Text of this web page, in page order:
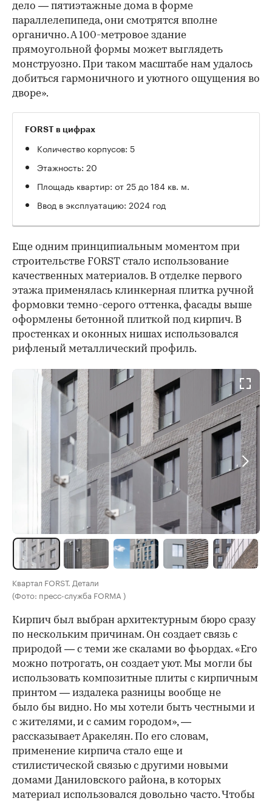
дело — пятиэтажные дома в форме
параллелепипеда, они смотрятся вполне
органично. А 100-метровое здание
прямоугольной формы может выглядеть
монструозно. При таком масштабе нам удалось
добиться гармоничного и уютного ощущения во
дворе».
FORST в цифрах
Количество корпусов: 5
Этажность: 20
Площадь квартир: от 25 до 184 кв. м.
Ввод в эксплуатацию: 2024 год
Еще одним принципиальным моментом при
строительстве FORST стало использование
качественных материалов. В отделке первого
этажа применялась клинкерная плитка ручной
формовки темно-серого оттенка, фасады выше
оформлены бетонной плиткой под кирпич. В
простенках и оконных нишах использовался
рифленый металлический профиль.
Квартал FORST. Детали
(Фото: пресс-служба FORMA )
Кирпич был выбран архитектурным бюро сразу
по нескольким причинам. Он создает связь с
природой — с теми же скалами во фьордах. «Его
можно потрогать, он создает уют. Мы могли бы
использовать композитные плиты с кирпичным
принтом — издалека разницы вообще не
было бы видно. Но мы хотели быть честными и
с жителями, и с самим городом», —
рассказывает Аракелян. По его словам,
применение кирпича стало еще и
стилистической связью с другими новыми
домами Даниловского района, в которых
материал использовался довольно часто. Чтобы